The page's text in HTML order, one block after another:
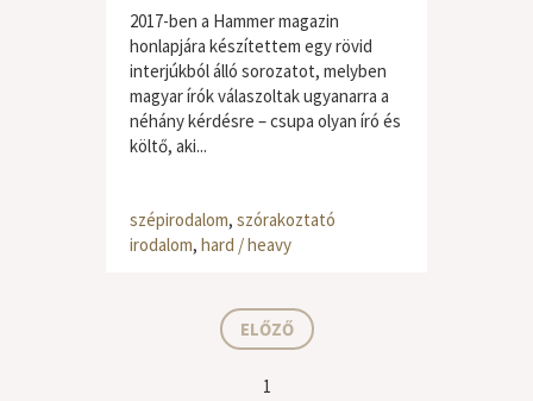
2017-ben a Hammer magazin
honlapjára készítettem egy rövid
interjúkból álló sorozatot, melyben
magyar írók válaszoltak ugyanarra a
néhány kérdésre – csupa olyan író és
költő, aki...
szépirodalom, szórakoztató
irodalom, hard / heavy
ELŐZŐ
1